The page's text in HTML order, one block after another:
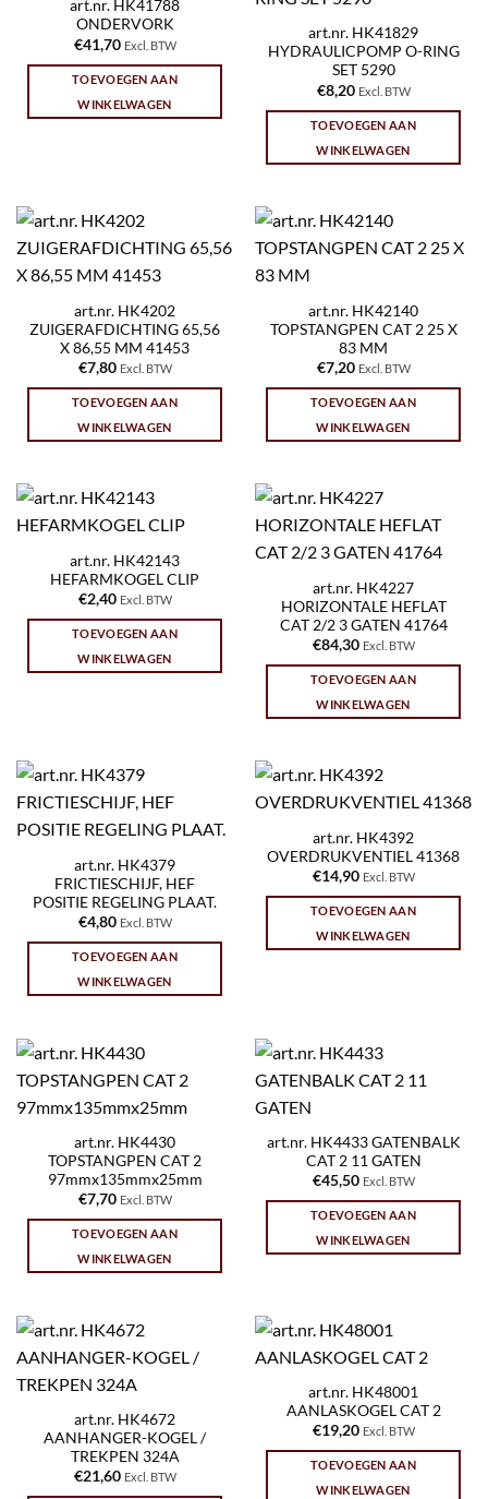
art.nr. HK41788
ONDERVORK
€41,70 Excl. BTW
TOEVOEGEN AAN
WINKELWAGEN
art.nr. HK41829
HYDRAULICPOMP O-RING
SET 5290
€8,20 Excl. BTW
TOEVOEGEN AAN
WINKELWAGEN
art.nr. HK4202
ZUIGERAFDICHTING 65,56
X 86,55 MM 41453
€7,80 Excl. BTW
TOEVOEGEN AAN
WINKELWAGEN
art.nr. HK42140
TOPSTANGPEN CAT 2 25 X
83 MM
€7,20 Excl. BTW
TOEVOEGEN AAN
WINKELWAGEN
art.nr. HK42143
HEFARMKOGEL CLIP
€2,40 Excl. BTW
TOEVOEGEN AAN
WINKELWAGEN
art.nr. HK4227
HORIZONTALE HEFLAT
CAT 2/2 3 GATEN 41764
€84,30 Excl. BTW
TOEVOEGEN AAN
WINKELWAGEN
art.nr. HK4379
FRICTIESCHIJF, HEF
POSITIE REGELING PLAAT.
€4,80 Excl. BTW
TOEVOEGEN AAN
WINKELWAGEN
art.nr. HK4392
OVERDRUKVENTIEL 41368
€14,90 Excl. BTW
TOEVOEGEN AAN
WINKELWAGEN
art.nr. HK4430
TOPSTANGPEN CAT 2
97mmx135mmx25mm
€7,70 Excl. BTW
TOEVOEGEN AAN
WINKELWAGEN
art.nr. HK4433 GATENBALK
CAT 2 11 GATEN
€45,50 Excl. BTW
TOEVOEGEN AAN
WINKELWAGEN
art.nr. HK4672
AANHANGER-KOGEL /
TREKPEN 324A
€21,60 Excl. BTW
art.nr. HK48001
AANLASKOGEL CAT 2
€19,20 Excl. BTW
TOEVOEGEN AAN
WINKELWAGEN